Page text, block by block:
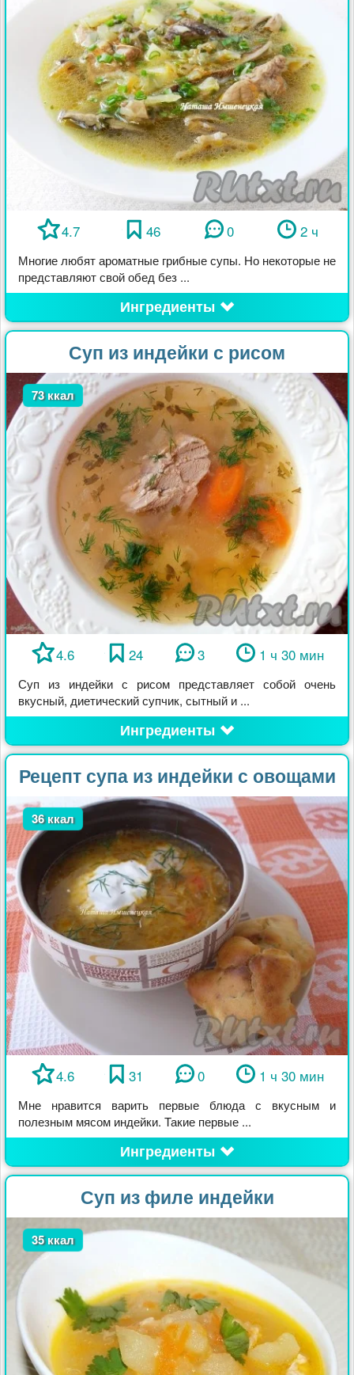
4.7 46 0 2 ч
Многие любят ароматные грибные супы. Но некоторые не
представляют свой обед без ...
Ингредиенты
Суп из индейки с рисом
73 ккал
4.6 24 3 1 ч 30 мин
Суп из индейки с рисом представляет собой очень
вкусный, диетический супчик, сытный и ...
Ингредиенты
Рецепт супа из индейки с овощами
36 ккал
4.6 31 0 1 ч 30 мин
Мне нравится варить первые блюда с вкусным и
полезным мясом индейки. Такие первые ...
Ингредиенты
Суп из филе индейки
35 ккал